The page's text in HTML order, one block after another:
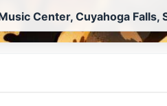
Center, Cuyahoga Falls,